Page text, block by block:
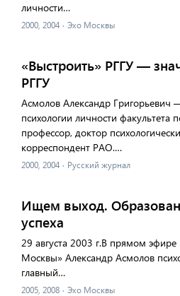
личности…
2000, 2004 · Эхо Москвы
«Выстроить» РГГУ —
РГГУ
Асмолов Александр
психологии личности факультета
профессор, доктор
корреспондент РАО.…
2000, 2004 · Русский журнал
Ищем выход.
успеха
29 августа 2003 г.В прямом
Москвы» Александр Асмолов
главный…
2005, 2008 · Эхо Москвы